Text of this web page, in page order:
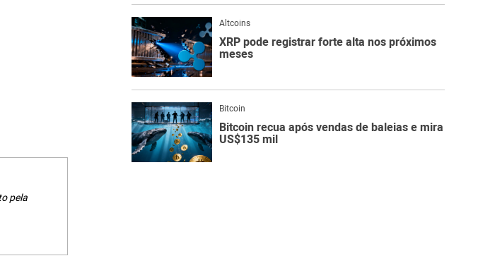
pela
Altcoins
XRP pode registrar forte alta nos próximos
meses
Bitcoin
Bitcoin recua após vendas de baleias e mira
US$135 mil